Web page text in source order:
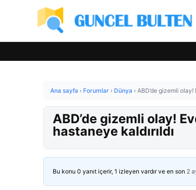
Ana sayfa › Forumlar › Dünya › ABD’de gizemli
ABD’de gizemli olay!
hastaneye kaldırıldı
Bu konu 0 yanıt içerir, 1 izleyen vardır ve en son 2